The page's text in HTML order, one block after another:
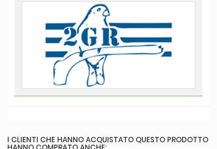
I CLIENTI CHE HANNO ACQUISTATO QUESTO PRODOTTO